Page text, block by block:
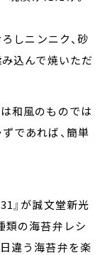
しニンニク、砂
み込んで焼いただ
和風のものでは
であれば、簡単
』が誠文堂新光
類の海苔弁レシ
違う海苔弁を楽